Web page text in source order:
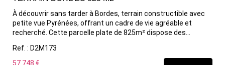
À découvrir sans tarder à Bordes, terrain constructible avec
petite vue Pyrénées, offrant un cadre de vie agréable et
recherché. Cette parcelle plate de 825m² dispose des
à l'assainissement collectif ! Situé à proximité de Pau, ce
terrain bénéficie d'un emplacement stratégique entre calme
Ref. : D2M173
57 748 €